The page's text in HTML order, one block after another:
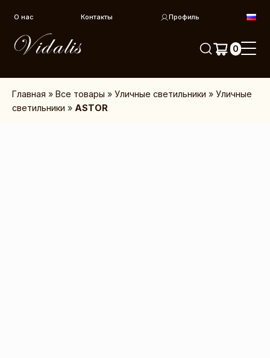
О нас Контакты Профиль
0
Главная »Все товары »Уличные светильники »Уличные
светильники » ASTOR